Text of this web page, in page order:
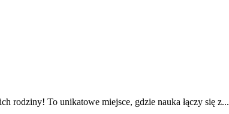
rodziny! To unikatowe miejsce, gdzie nauka łączy się z...